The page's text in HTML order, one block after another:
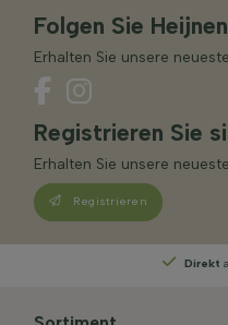
Folgen Sie
Erhalten Sie unsere
Registrieren Sie
Erhalten Sie unsere
Registrieren